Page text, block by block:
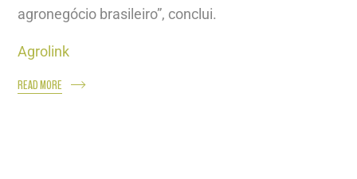
agronegócio brasileiro”, conclui.
Agrolink
READ MORE